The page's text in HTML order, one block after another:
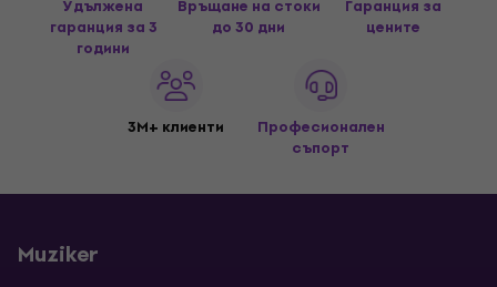
Удължена
гаранция за 3
години
Връщане на стоки
до 30 дни
Гаранция за
цените
3M+ клиенти
Професионален
съпорт
Muziker